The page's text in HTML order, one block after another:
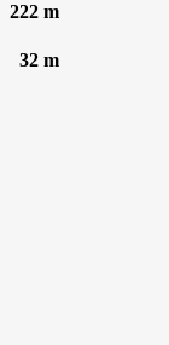
222 m
32 m